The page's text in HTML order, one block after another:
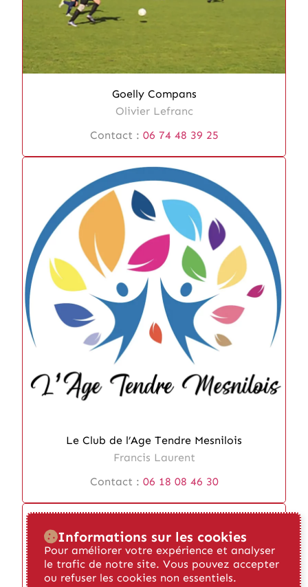
Goelly Compans
Olivier Lefranc
Contact : 06 74 48 39 25
Le Club de l’Age Tendre Mesnilois
Francis Laurent
Contact : 06 18 08 46 30
Informations sur les cookies
Pour améliorer votre expérience et analyser
le trafic de notre site. Vous pouvez accepter
ou refuser les cookies non essentiels.